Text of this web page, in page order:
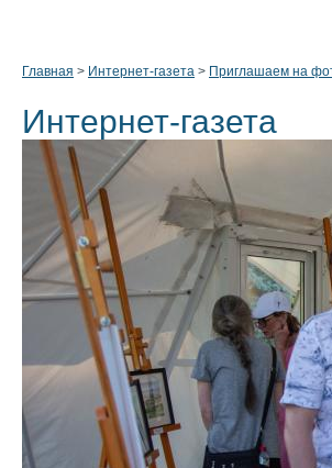
Главная > Интернет-газета > Приглашаем на
Интернет-газета